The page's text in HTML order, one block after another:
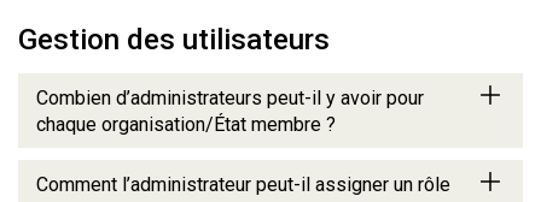
Gestion des utilisateurs
Combien d’administrateurs peut-il y avoir pour
chaque organisation/État membre ?
Comment l’administrateur peut-il assigner un rôle